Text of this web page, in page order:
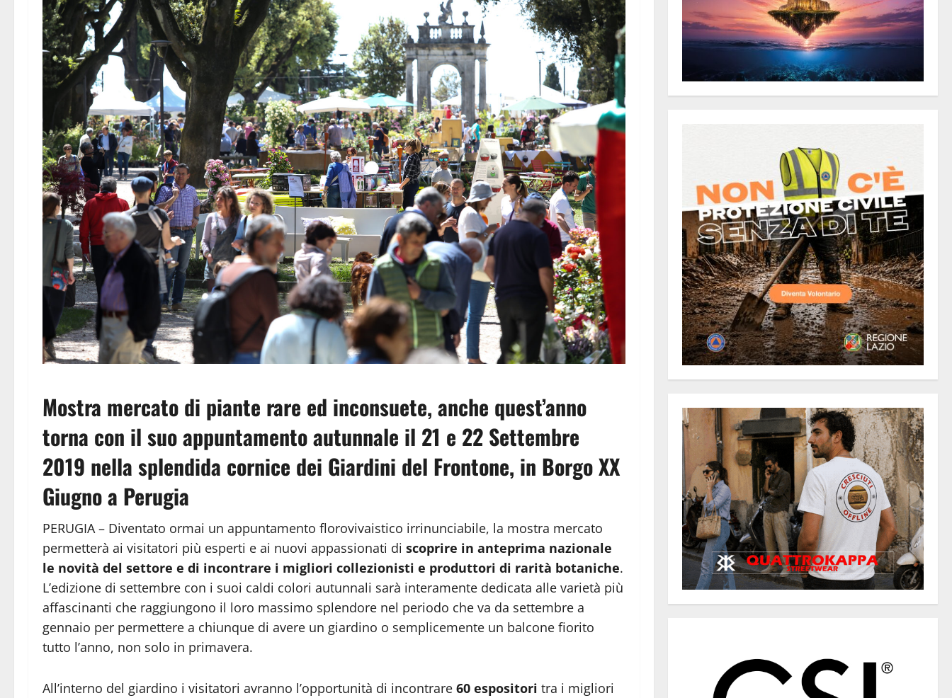
Mostra mercato di piante rare ed inconsuete, anche quest’anno
torna con il suo appuntamento autunnale il 21 e 22 Settembre
2019 nella splendida cornice dei Giardini del Frontone, in Borgo XX
Giugno a Perugia
PERUGIA – Diventato ormai un appuntamento florovivaistico irrinunciabile, la mostra mercato
permetterà ai visitatori più esperti e ai nuovi appassionati di scoprire in anteprima nazionale
le novità del settore e di incontrare i migliori collezionisti e produttori di rarità botaniche.
L’edizione di settembre con i suoi caldi colori autunnali sarà interamente dedicata alle varietà più
affascinanti che raggiungono il loro massimo splendore nel periodo che va da settembre a
gennaio per permettere a chiunque di avere un giardino o semplicemente un balcone fiorito
tutto l’anno, non solo in primavera.
All’interno del giardino i visitatori avranno l’opportunità di incontrare 60 espositori tra i migliori